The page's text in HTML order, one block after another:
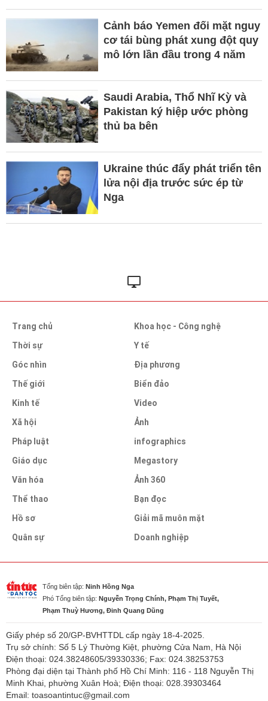
Cảnh báo Yemen đối mặt nguy
cơ tái bùng phát xung đột quy
mô lớn lần đầu trong 4 năm
Saudi Arabia, Thổ Nhĩ Kỳ và
Pakistan ký hiệp ước phòng
thủ ba bên
Ukraine thúc đẩy phát triển tên
lửa nội địa trước sức ép từ
Nga
Trang chủ
Thời sự
Góc nhìn
Thế giới
Kinh tế
Xã hội
Pháp luật
Giáo dục
Văn hóa
Thể thao
Hồ sơ
Quân sự
Khoa học - Công nghệ
Y tế
Địa phương
Biển đảo
Video
Ảnh
infographics
Megastory
Ảnh 360
Bạn đọc
Giải mã muôn mặt
Doanh nghiệp
Tổng biên tập: Ninh Hồng Nga
Phó Tổng biên tập: Nguyễn Trọng Chính, Phạm Thị Tuyết,
Phạm Thuỳ Hương, Đinh Quang Dũng
Giấy phép số 20/GP-BVHTTDL cấp ngày 18-4-2025.
Trụ sở chính: Số 5 Lý Thường Kiệt, phường Cửa Nam, Hà Nội
Điện thoại: 024.38248605/39330336; Fax: 024.38253753
Phòng đại diện tại Thành phố Hồ Chí Minh: 116 - 118 Nguyễn Thị
Minh Khai, phường Xuân Hoà; Điện thoại: 028.39303464
Email: toasoantintuc@gmail.com